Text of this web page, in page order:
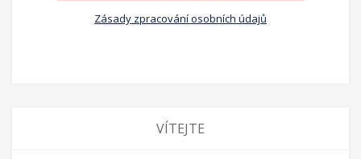
Zásady zpracování osobních údajů
VÍTEJTE